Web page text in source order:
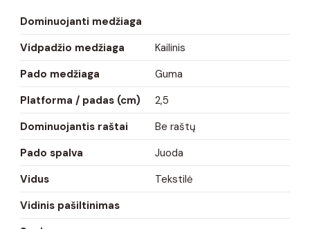
Dominuojanti medžiaga
Vidpadžio medžiaga
Kailinis
Pado medžiaga
Guma
Platforma / padas (cm)
2,5
Dominuojantis raštai
Be raštų
Pado spalva
Juoda
Vidus
Tekstilė
Vidinis pašiltinimas